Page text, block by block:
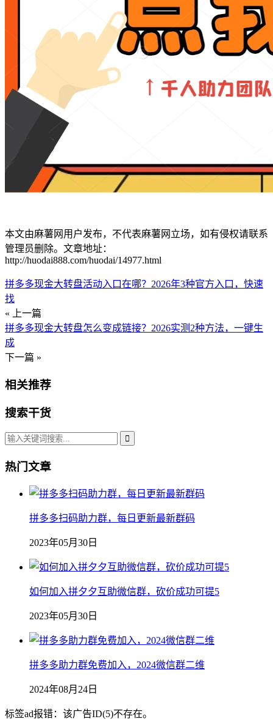
本文由麻薯网用户发布，不代表麻薯网立场，如有侵权请联系
管理员删除。文章地址：
http://huodai888.com/huodai/14977.html
拼多多现金大转盘活动入口在哪？2026年3种官方入口，快速
找
« 上一篇
拼多多现金大转盘怎么变成链接？2026实测2种方法，一键生
成
下一篇 »
相关推荐
搜索干货
热门文章
拼多多扫码助力群，每日更新最新群码
2023年05月30日
如何加入拼夕夕互助微信群，砍价成功可提5
2023年05月30日
拼多多助力群免费加入，2024微信群二维
2024年08月24日
标签ad报错：该广告ID(5)不存在。